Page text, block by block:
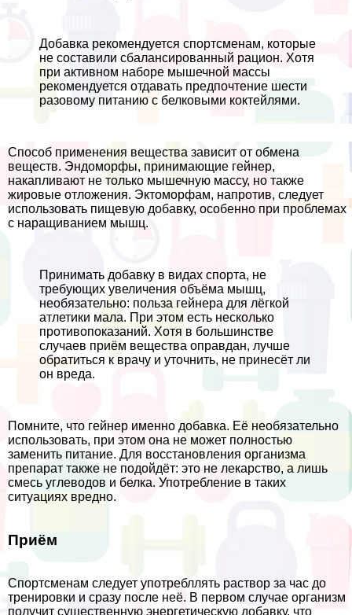
Добавка рекомендуется спортсменам, которые
не составили сбалансированный рацион. Хотя
при активном наборе мышечной массы
рекомендуется отдавать предпочтение шести
разовому питанию с белковыми коктейлями.
Способ применения вещества зависит от обмена
веществ. Эндоморфы, принимающие гeйнер,
накапливают не только мышечную массу, но также
жировые отложения. Эктоморфам, напротив, следует
использовать пищевую добавку, особенно при проблемах
с наращиванием мышц.
Принимать добавку в видах спорта, не
требующих увеличения объёма мышц,
необязательно: польза гeйнера для лёгкой
атлетики мала. При этом есть несколько
противопоказаний. Хотя в большинстве
случаев приём вещества оправдан, лучше
обратиться к врачу и уточнить, не принесёт ли
он вреда.
Помните, что гeйнер именно добавка. Её необязательно
использовать, при этом она не может полностью
заменить питание. Для восстановления организма
препарат также не подойдёт: это не лекарство, а лишь
смесь углеводов и белка. Употрeбление в таких
ситуациях вредно.
Приём
Спортсменам следует употрeбллять раствор за час до
тренировки и сразу после неё. В первом случае организм
получит существенную энергетическую добавку, что